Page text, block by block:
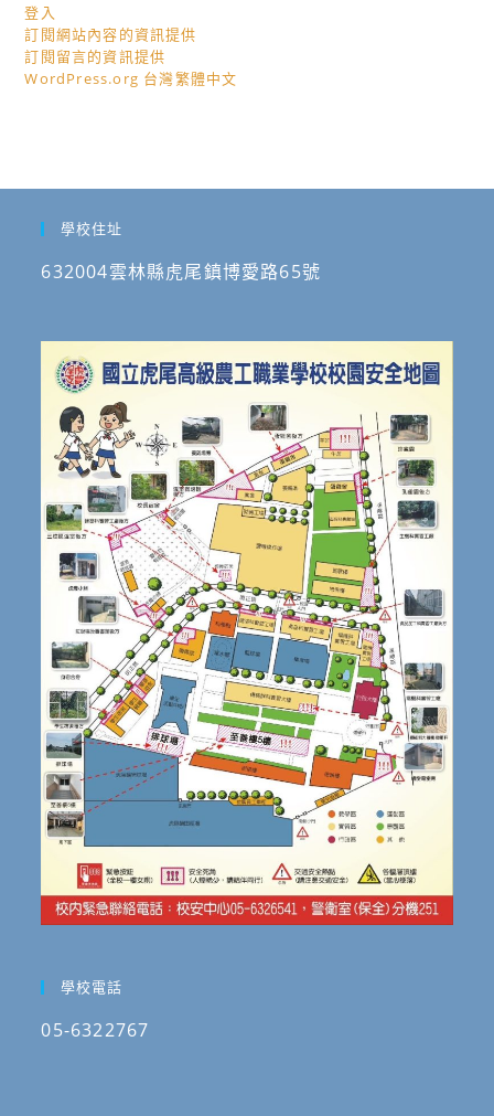
登入
訂閱網站內容的資訊提供
訂閱留言的資訊提供
WordPress.org 台灣繁體中文
學校住址
632004雲林縣虎尾鎮博愛路65號
學校電話
05-6322767